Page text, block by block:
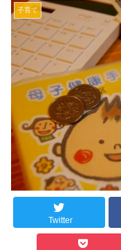
子育て
Twitter